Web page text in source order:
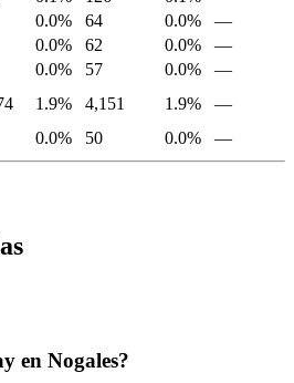
0.0% 64 0.0%
—
0.0% 62 0.0%
—
0.0% 57 0.0%
—
1.9% 4,151 1.9%
—
0.0% 50 0.0% —
en Nogales?